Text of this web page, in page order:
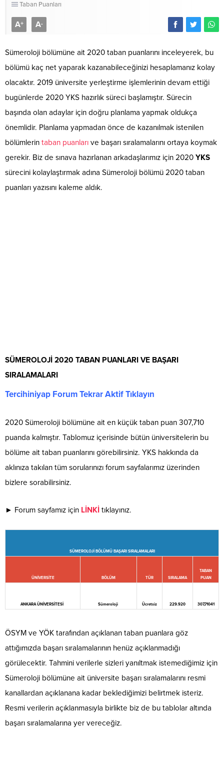
Taban Puanları
A+ A-
Sümeroloji bölümüne ait 2020 taban puanlarını inceleyerek, bu
bölümü kaç net yaparak kazanabileceğinizi hesaplamanız kolay
olacaktır. 2019 üniversite yerleştirme işlemlerinin devam ettiği
bugünlerde 2020 YKS hazırlık süreci başlamıştır. Sürecin
başında olan adaylar için doğru planlama yapmak oldukça
önemlidir. Planlama yapmadan önce de kazanılmak istenilen
bölümlerin taban puanları ve başarı sıralamalarını ortaya koymak
gerekir. Biz de sınava hazırlanan arkadaşlarımız için 2020 YKS
sürecini kolaylaştırmak adına Sümeroloji bölümü 2020 taban
puanları yazısını kaleme aldık.
SÜMEROLOJİ 2020 TABAN PUANLARI VE BAŞARI
SIRALAMALARI
Tercihiniyap Forum Tekrar Aktif Tıklayın
2020 Sümeroloji bölümüne ait en küçük taban puan 307,710
puanda kalmıştır. Tablomuz içerisinde bütün üniversitelerin bu
bölüme ait taban puanlarını görebilirsiniz. YKS hakkında da
aklınıza takılan tüm sorularınızı forum sayfalarımız üzerinden
bizlere sorabilirsiniz.
► Forum sayfamız için LİNKİ tıklayınız.
SÜMEROLOJİ BÖLÜMÜ BAŞARI SIRALAMALARI
ÜNİVERSİTE BÖLÜM TÜR SIRALAMA
TABAN
PUAN
ANKARA ÜNİVERSİTESİ Sümeroloji Ücretsiz 229.920 307,71041
ÖSYM ve YÖK tarafından açıklanan taban puanlara göz
attığımızda başarı sıralamalarının henüz açıklanmadığı
görülecektir. Tahmini verilerle sizleri yanıltmak istemediğimiz için
Sümeroloji bölümüne ait üniversite başarı sıralamalarını resmi
kanallardan açıklanana kadar beklediğimizi belirtmek isteriz.
Resmi verilerin açıklanmasıyla birlikte biz de bu tablolar altında
başarı sıralamalarına yer vereceğiz.